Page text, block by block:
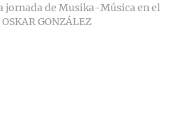
jornada de Musika-Música en el
OSKAR GONZÁLEZ